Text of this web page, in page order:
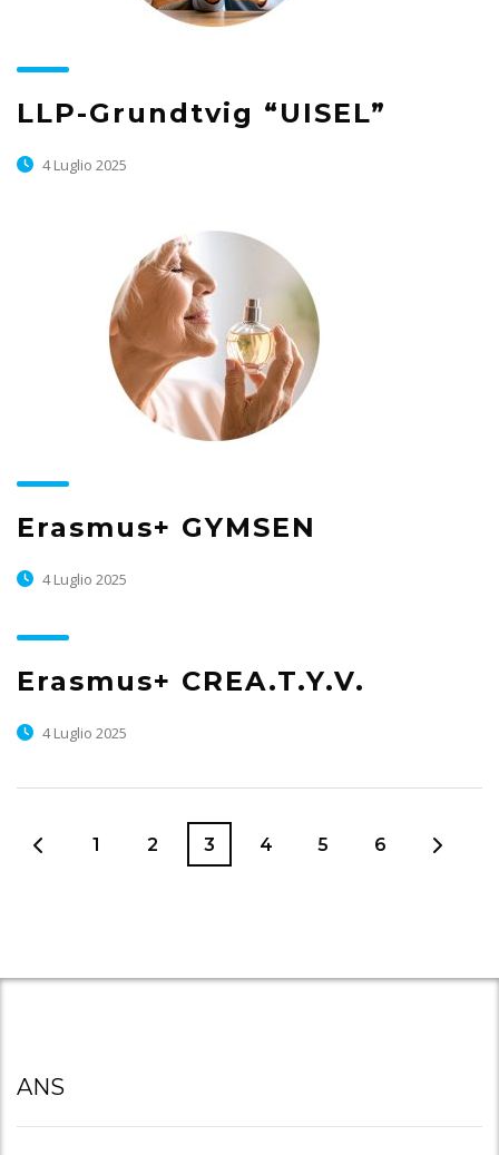
LLP-Grundtvig “UISEL”
4 Luglio 2025
Erasmus+ GYMSEN
4 Luglio 2025
Erasmus+ CREA.T.Y.V.
4 Luglio 2025
1 2 3 4 5 6
ANS